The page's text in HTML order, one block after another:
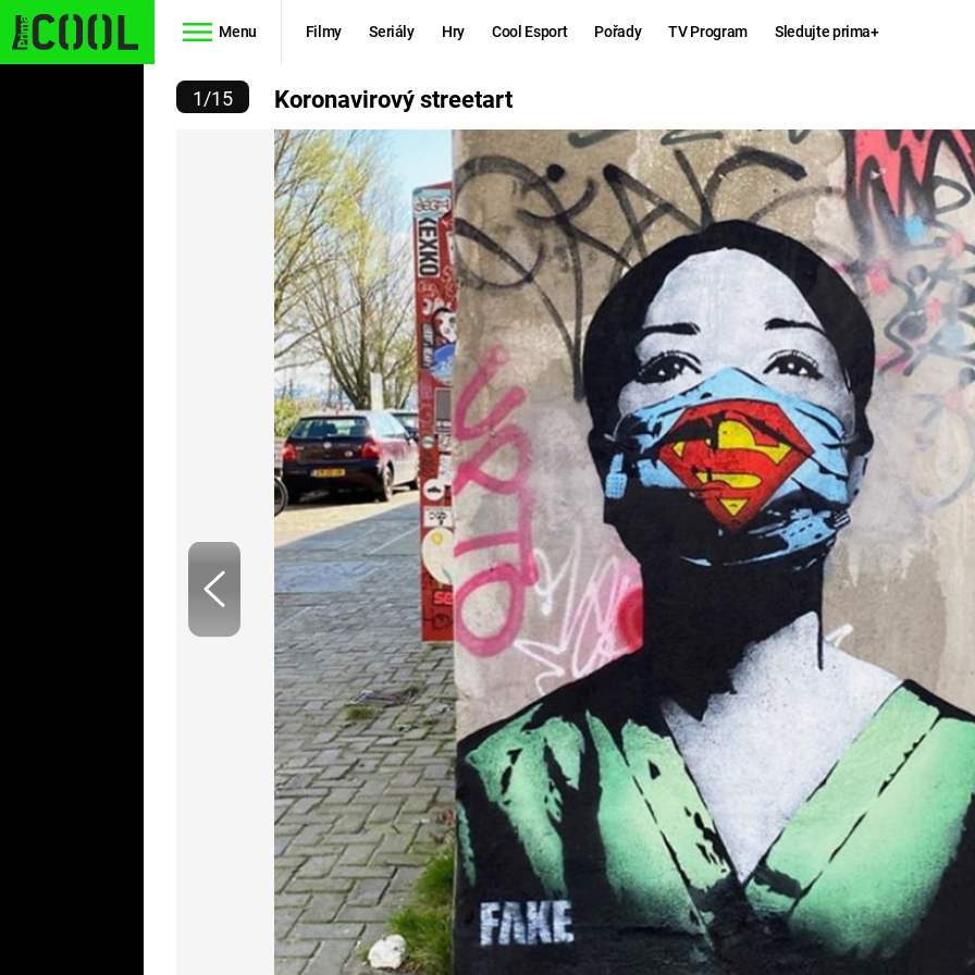
Menu Filmy Seriály Hry Cool Esport Pořady TV Program Sledujte prima+
Filmy
STAR WARS
AVENGERS
RYCHLE A
ZBĚSILE 10
PREDÁTOR
Hry
MAFIA
GTA 6
KINGDOM
COME:
DELIVERANCE
ESPORT
Zábava
GALERIE
CHUCK
NORRIS
STREETART
1/15 Koronavirový streetart